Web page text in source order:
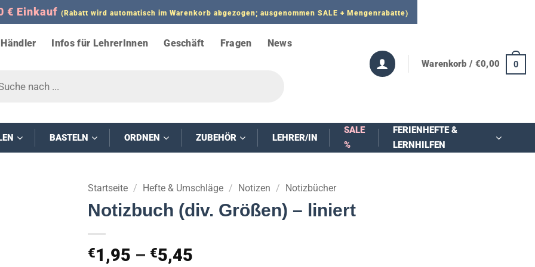
€ Einkauf (Rabatt wird automatisch im Warenkorb abgezogen; ausgenommen SALE + Mengenrabatte)
Händler Infos für LehrerInnen Geschäft Fragen News
Warenkorb / €0,00 0
BASTELN ORDNEN ZUBEHÖR LEHRER/IN
SALE
%
FERIENHEFTE &
LERNHILFEN
Startseite / Hefte & Umschläge / Notizen / Notizbücher
Notizbuch (div. Größen) – liniert
€1,95 – €5,45